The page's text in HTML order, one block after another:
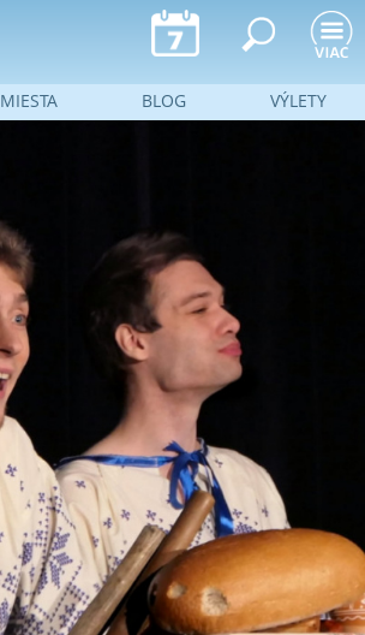
Jump to navigation
MIESTA BLOG VÝLETY